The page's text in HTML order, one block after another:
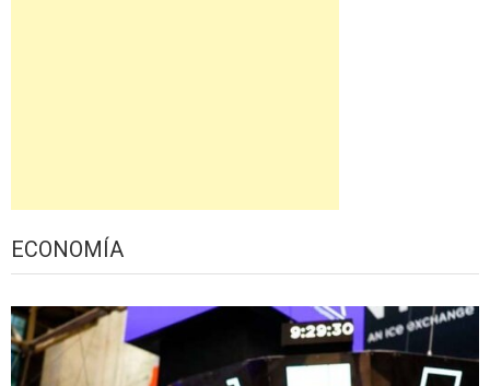
ECONOMÍA